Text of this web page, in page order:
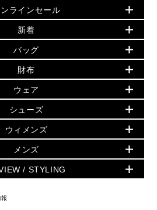
ルおすすめアイテム
▶ ウィメンズ
バッグ
小物
シューズ・靴
ウェア
アクセサリー
時計
▶ メンズ
バッグ
ラインセール
MONTH - 今月の特別価格
再値下げアイテム
追加アイテム
べて(ウェア・シューズ除く)
バッグ
財布・小物
ウェア
シューズ
・ジュエリー
アクセサリー
新着
初夏のスタイル
▶ すべて
ィメンズすべて
財布・小物
アクセサリー
フレグランス
シューズ
メンズすべて
バッグ
気の定番アイテム
日本限定 - バッグ
ウィメンズすべて
トートバッグ
ョルダーバッグ
ボディ・斜め掛け
トラベル
財布
限定 - 財布・小物
ウィメンズすべて
GREENWICH
(二つ折り・三つ折り)
長財布
ウェア
ウィメンズすべて
トップス
カート・パンツ
ケット・アウター
▶ メンズすべて
シューズ
ウィメンズすべて
サンダル
スニーカー
▶ メンズすべて
ウィメンズ
気の定番アイテム
ィメンズすべて
メンズ
▶ メンズすべて
/ STYLING